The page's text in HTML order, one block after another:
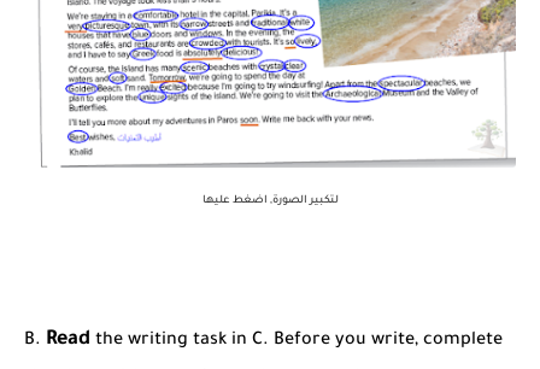
لتكبير الصورة, اضغط عليها
B. Read the writing task in C. Before you write, complete